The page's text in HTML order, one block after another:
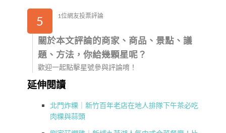
5 1位網友投票評論
關於本文評論的商家、商品、景點、議
題、方法，你給幾顆星呢？
歡迎一起點擊星號參與評論唷！
延伸閱讀
北門炸粿｜新竹百年老店在地人排隊下午茶必吃
肉粿與蒜頭